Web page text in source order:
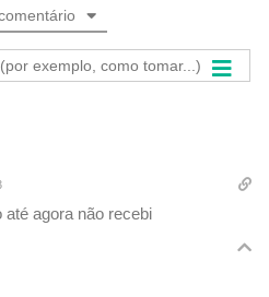
agora não recebi